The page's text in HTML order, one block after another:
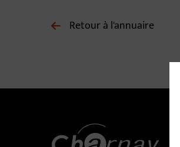
Retour à l'annuaire